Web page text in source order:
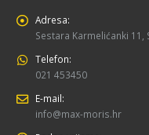
Adresa:
Sestara Karmelićanki 11,
Telefon:
021 453450
E-mail:
info@max-moris.hr